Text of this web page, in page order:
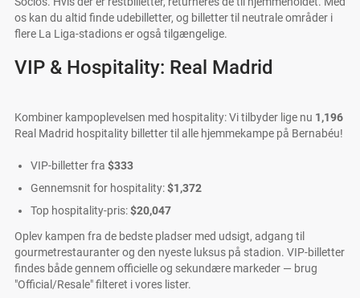
os kan du altid finde udebilletter, og billetter til neutrale områder i
flere La Liga-stadions er også tilgængelige.
VIP & Hospitality: Real Madrid
Kombiner kampoplevelsen med hospitality: Vi tilbyder lige nu 1,196
Real Madrid hospitality billetter til alle hjemmekampe på Bernabéu!
VIP-billetter fra $333
Gennemsnit for hospitality:$1,372
Top hospitality-pris:$20,047
Oplev kampen fra de bedste pladser med udsigt, adgang til
gourmetrestauranter og den nyeste luksus på stadion. VIP-billetter
findes både gennem officielle og sekundære markeder — brug
"Official/Resale" filteret i vores lister.